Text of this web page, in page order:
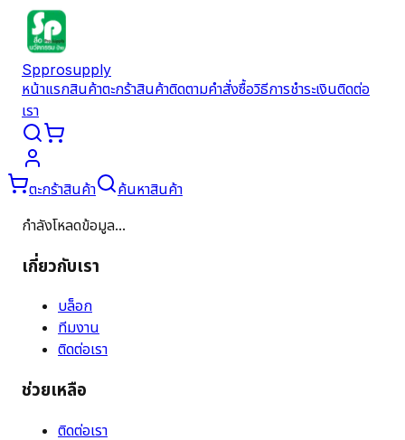
Spprosupply
หน้าแรกสินค้าตะกร้าสินค้าติดตามคำสั่งซื้อวิธีการชำระเงินติดต่อ
เรา
ตะกร้าสินค้า
ค้นหาสินค้า
กำลังโหลดข้อมูล...
เกี่ยวกับเรา
บล็อก
ทีมงาน
ติดต่อเรา
ช่วยเหลือ
ติดต่อเรา